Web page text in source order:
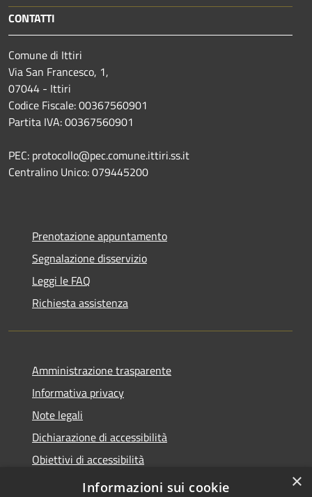
CONTATTI
Comune di Ittiri
Via San Francesco, 1,
07044 - Ittiri
Codice Fiscale: 00367560901
Partita IVA: 00367560901
PEC: protocollo@pec.comune.ittiri.ss.it
Centralino Unico: 079445200
Prenotazione appuntamento
Segnalazione disservizio
Leggi le FAQ
Richiesta assistenza
Amministrazione trasparente
Informativa privacy
Note legali
Dichiarazione di accessibilità
Obiettivi di accessibilità
Storico Deliberazioni
×
Informazioni sui cookie